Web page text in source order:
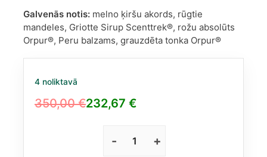
Galvenās notis: melno ķiršu akords, rūgtie
mandeles, Griotte Sirup Scenttrek®, rožu absolūts
Orpur®, Peru balzams, grauzdēta tonka Orpur®
4 noliktavā
350,00€
Original
232,67 €
Current
Tom